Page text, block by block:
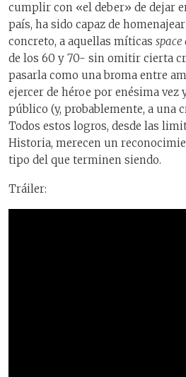
cumplir con «el deber» de dejar
país, ha sido capaz de
concreto, a aquellas míticas space
de los 60 y 70- sin omitir cierta
pasarla como una broma entre
ejercer de héroe por enésima vez
público (y, probablemente, a una
Todos estos logros, desde las
Historia, merecen un
tipo del que terminen siendo.
Tráiler: